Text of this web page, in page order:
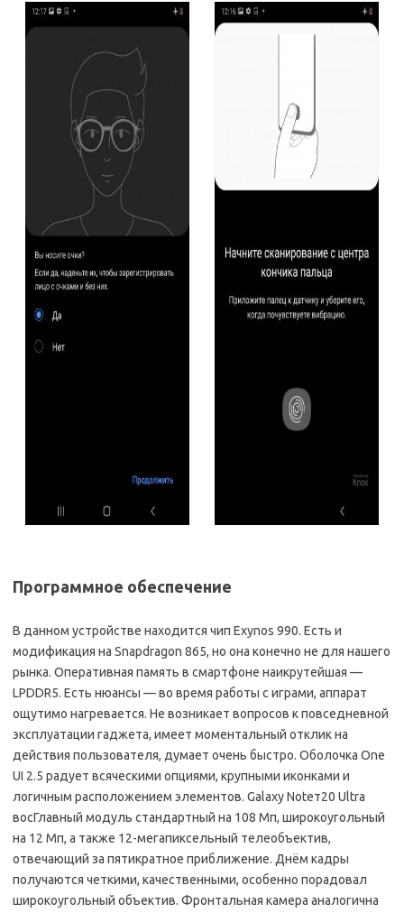
Программное обеспечение
В данном устройстве находится чип Exynos 990. Есть и
модификация на Snapdragon 865, но она конечно не для нашего
рынка. Оперативная память в смартфоне наикрутейшая —
LPDDR5. Есть нюансы — во время работы с играми, аппарат
ощутимо нагревается. Не возникает вопросов к повседневной
эксплуатации гаджета, имеет моментальный отклик на
действия пользователя, думает очень быстро. Оболочка One
UI 2.5 радует всяческими опциями, крупными иконками и
логичным расположением элементов. Galaxy Noteт20 Ultra
восГлавный модуль стандартный на 108 Мп, широкоугольный
на 12 Мп, а также 12-мегапиксельный телеобъектив,
отвечающий за пятикратное приближение. Днём кадры
получаются четкими, качественными, особенно порадовал
широкоугольный объектив. Фронтальная камера аналогична